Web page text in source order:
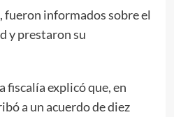
informados sobre el
y prestaron su
fiscalía explicó que, en
a un acuerdo de diez